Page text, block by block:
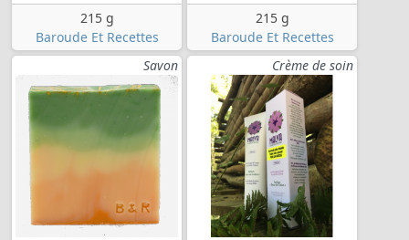
215 g
Baroude Et Recettes
215 g
Baroude Et Recettes
Savon
Crème de soin